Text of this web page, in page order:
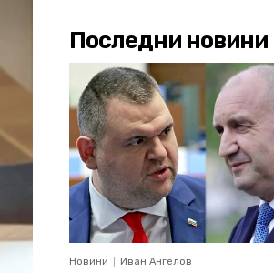
Последни новини
Новини Иван Ангелов